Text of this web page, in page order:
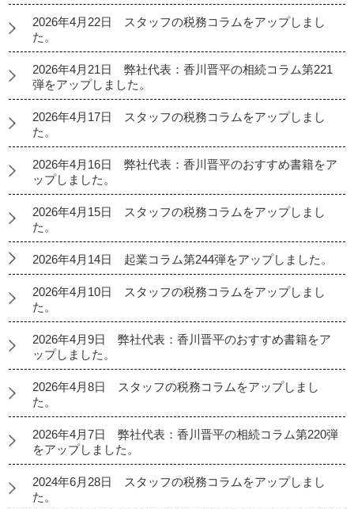
2026年4月22日 スタッフの税務コラムをアップしまし
た。
2026年4月21日 弊社代表：香川晋平の相続コラム第221
弾をアップしました。
2026年4月17日 スタッフの税務コラムをアップしまし
た。
2026年4月16日 弊社代表：香川晋平のおすすめ書籍をア
ップしました。
2026年4月15日 スタッフの税務コラムをアップしまし
た。
2026年4月14日 起業コラム第244弾をアップしました。
2026年4月10日 スタッフの税務コラムをアップしまし
た。
2026年4月9日 弊社代表：香川晋平のおすすめ書籍をア
ップしました。
2026年4月8日 スタッフの税務コラムをアップしまし
た。
2026年4月7日 弊社代表：香川晋平の相続コラム第220弾
をアップしました。
2024年6月28日 スタッフの税務コラムをアップしまし
た。